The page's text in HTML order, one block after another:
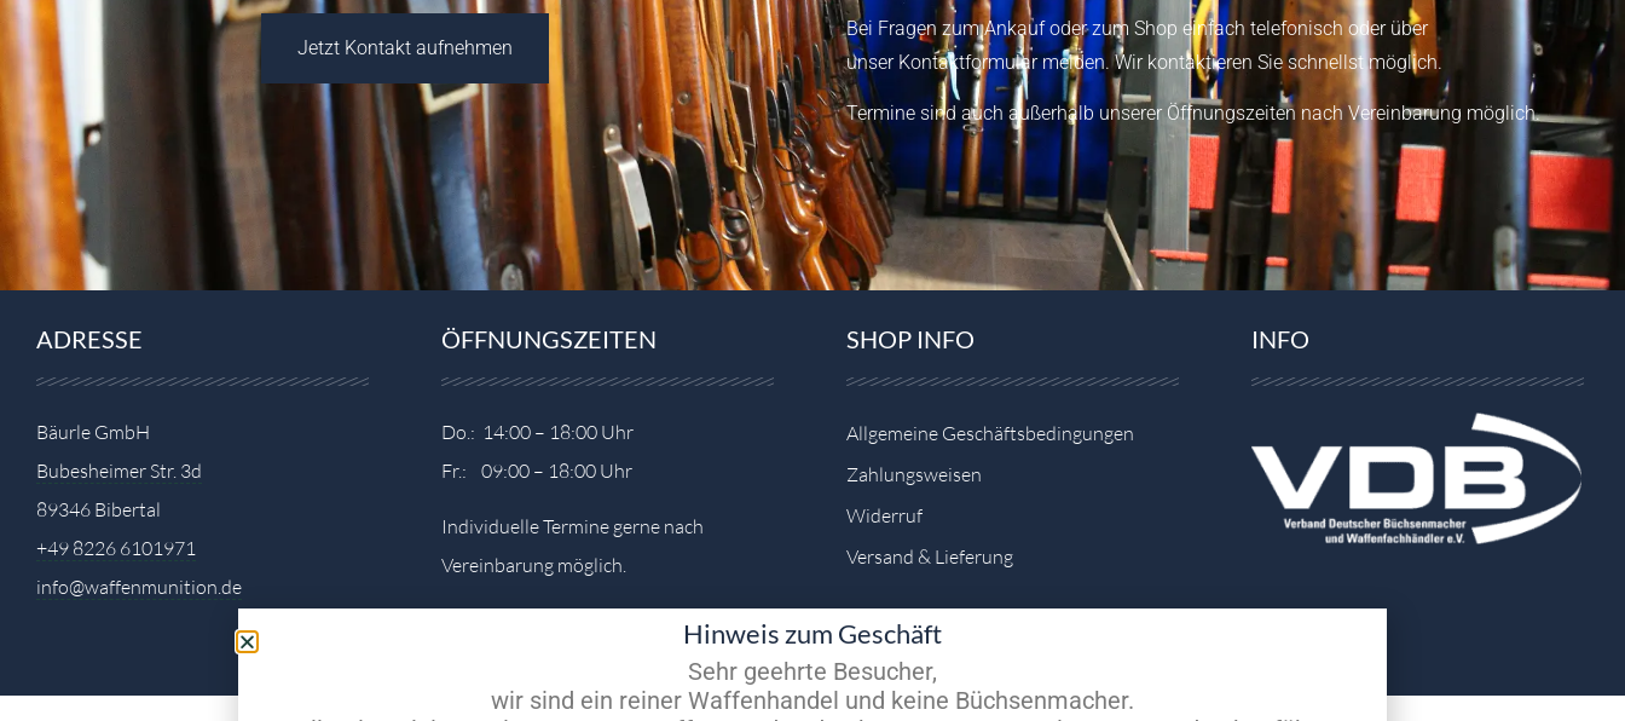
Jetzt Kontakt aufnehmen
Bei Fragen zum Ankauf oder zum Shop einfach telefonisch oder über
unser Kontaktformularmelden.Wir kontaktieren Sie schnellst möglich.
Termine sind auch außerhalb unserer Öffnungszeiten nach Vereinbarung möglich.
ADRESSE
Bäurle GmbH
Bubesheimer Str. 3d
89346 Bibertal
+49 8226 6101971
info@waffenmunition.de
ÖFFNUNGSZEITEN
Do.: 14:00 – 18:00 Uhr
Fr.: 09:00 – 18:00 Uhr
Individuelle Termine gerne nach
Vereinbarung möglich.
SHOP INFO
Allgemeine Geschäftsbedingungen
Zahlungsweisen
Widerruf
Versand & Lieferung
INFO
Hinweis zum Geschäft
Sehr geehrte Besucher,
wir sind ein reiner Waffenhandel und keine Büchsenmacher.